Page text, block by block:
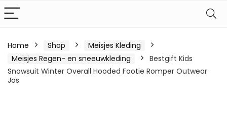
Home Shop
Meisjes Kleding
Meisjes Regen- en sneeuwkleding
Bestgift Kids
Snowsuit Winter Overall Hooded Footie Romper Outwear
Jas